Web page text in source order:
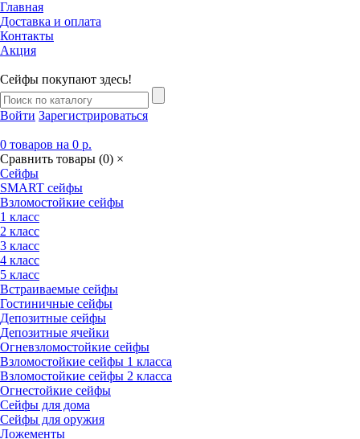
Главная
Доставка и оплата
Контакты
Акция
Сейфы покупают здесь!
Войти Зарегистрироваться
0 товаров на 0 р.
Сравнить товары (0) ×
Сейфы
SMART сейфы
Взломостойкие сейфы
1 класс
2 класс
3 класс
4 класс
5 класс
Встраиваемые сейфы
Гостиничные сейфы
Депозитные сейфы
Депозитные ячейки
Огневзломостойкие сейфы
Взломостойкие сейфы 1 класса
Взломостойкие сейфы 2 класса
Огнестойкие сейфы
Сейфы для дома
Сейфы для оружия
Ложементы